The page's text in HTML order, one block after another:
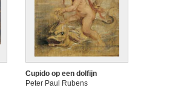
Cupido op een dolfijn
Peter Paul Rubens